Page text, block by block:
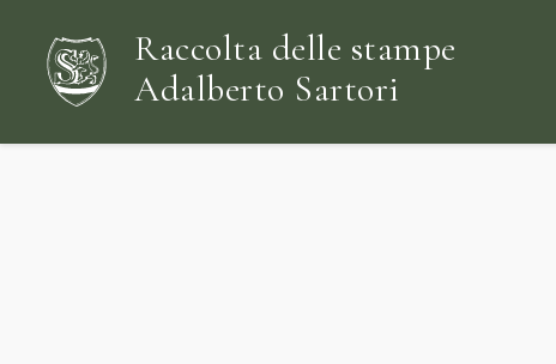
Raccolta delle stampe
Adalberto Sartori